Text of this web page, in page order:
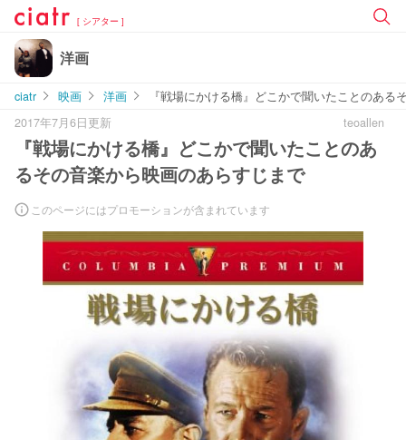
[ シアター ]
洋画
ciatr 映画 洋画
『戦場にかける橋』どこかで聞いたことのある
2017年7月6日更新
teoallen
『戦場にかける橋』どこかで聞いたことのあ
るその音楽から映画のあらすじまで
このページにはプロモーションが含まれています